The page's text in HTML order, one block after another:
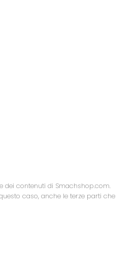
dei contenuti di Smachshop.com.
caso, anche le terze parti che